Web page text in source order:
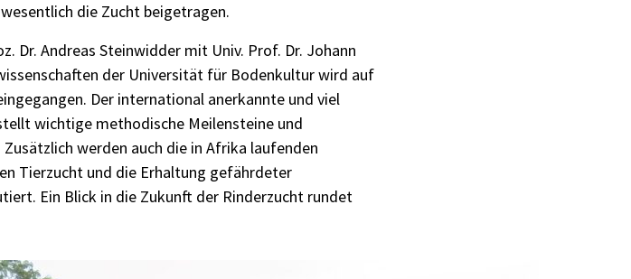
die Zucht beigetragen.
Dr. Andreas Steinwidder mit Univ. Prof. Dr. Johann
der Universität für Bodenkultur wird auf
Der international anerkannte und viel
wichtige methodische Meilensteine und
werden auch die in Afrika laufenden
Tierzucht und die Erhaltung gefährdeter
Ein Blick in die Zukunft der Rinderzucht rundet